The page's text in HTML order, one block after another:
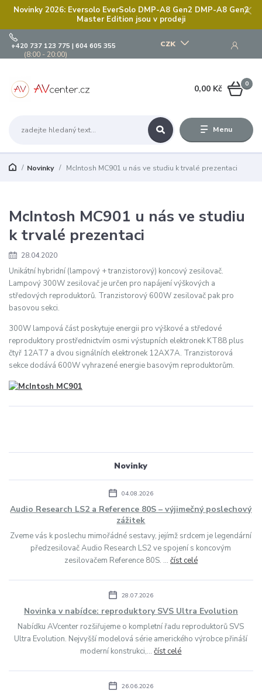
Novinky 2026: Eversolo EverSolo DMP-A8 Gen2 DMP-A8 Gen2
Master Edition jsou v prodeji
Menu
CZK
+420 737 123 775 | 604 605 355
(8:00 - 20:00)
0
0,00 Kč
Novinky McIntosh MC901 u nás ve studiu k trvalé prezentaci
Novinky
04.08.2026
Audio Research LS2 a Reference 80S – výjimečný poslechový
zážitek
Zveme vás k poslechu mimořádné sestavy, jejímž srdcem je legendární
předzesilovač Audio Research LS2 ve spojení s koncovým
zesilovačem Reference 80S. ... číst celé
28.07.2026
Novinka v nabídce: reproduktory SVS Ultra Evolution
Nabídku AVcenter rozšiřujeme o kompletní řadu reproduktorů SVS
Ultra Evolution. Nejvyšší modelová série amerického výrobce přináší
moderní konstrukci,...číst celé
26.06.2026
McIntosh MC901 u nás ve studiu
k trvalé prezentaci
28.04.2020
Unikátní hybridní (lampový + tranzistorový) koncový zesilovač.
Lampový 300W zesilovač je určen pro napájení výškových a
středových reproduktorů. Tranzistorový 600W zesilovač pak pro
basovou sekci.
300W lampová část poskytuje energii pro výškové a středové
reproduktory prostřednictvím osmi výstupních elektronek KT88 plus
čtyř 12AT7 a dvou signálních elektronek 12AX7A. Tranzistorová
sekce dodává 600W vyhrazené energie basovým reproduktorům.